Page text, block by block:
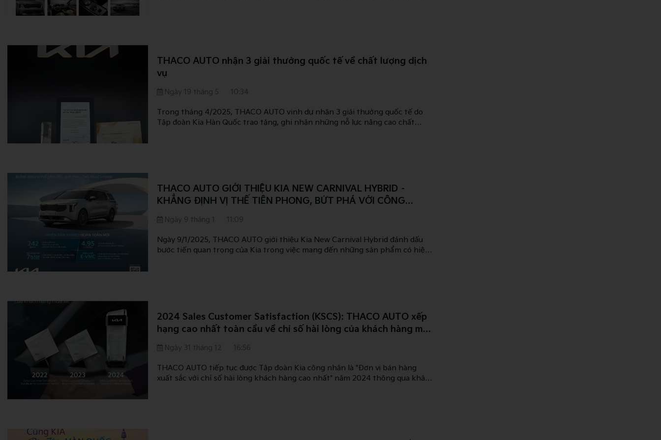
THACO AUTO nhận 3 giải thưởng quốc tế về chất lượng dịch
vụ
Ngày 19 tháng 5 10:34
Trong tháng 4/2025, THACO AUTO vinh dự nhận 3 giải thưởng quốc tế do
Tập đoàn Kia Hàn Quốc trao tặng, ghi nhận những nỗ lực nâng cao chất
THACO AUTO GIỚI THIỆU KIA NEW CARNIVAL HYBRID –
KHẲNG ĐỊNH VỊ THẾ TIÊN PHONG, BỨT PHÁ VỚI CÔNG
NGHỆ XANH HYBRID
Ngày 9 tháng 1 11:09
Ngày 9/1/2025, THACO AUTO giới thiệu Kia New Carnival Hybrid đánh dấu
bước tiến quan trọng của Kia trong việc mang đến những sản phẩm có hiệu
2024 Sales Customer Satisfaction (KSCS): THACO AUTO xếp
hạng cao nhất toàn cầu về chỉ số hài lòng của khách hàng mua
Ngày 31 tháng 12 16:56
THACO AUTO tiếp tục được Tập đoàn Kia công nhận là "Đơn vị bán hàng
xuất sắc với chỉ số hài lòng khách hàng cao nhất" năm 2024 thông qua khảo